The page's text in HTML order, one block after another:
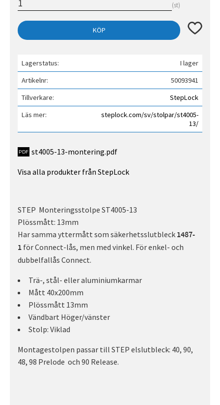
st
KÖP Lägg till
Lagerstatus
I lager
Artikelnr
50093941
Tillverkare
StepLock
Läs mer
steplock.com/sv/stolpar/st4005-
13/
st4005-13-montering.pdf
Visa alla produkter från StepLock
STEP Monteringsstolpe ST4005-13
Plössmått: 13mm
Har samma yttermått som säkerhetsslutbleck 1487-
1 för Connect-lås, men med vinkel. För enkel- och
dubbelfallås Connect.
Trä-, stål- eller aluminiumkarmar
Mått 40x200mm
Plössmått 13mm
Vändbart Höger/vänster
Stolp: Viklad
Montagestolpen passar till STEP elslutbleck: 40, 90,
48, 98 Prelode och 90 Release.